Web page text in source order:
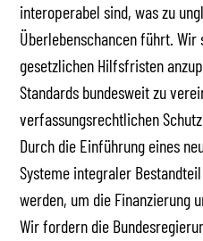
interoperabel sind, was zu
Überlebenschancen führt.
gesetzlichen Hilfsfristen
Standards bundesweit zu
verfassungsrechtlichen
Durch die Einführung eines
Systeme integraler
werden, um die Finanzierung
Wir fordern die